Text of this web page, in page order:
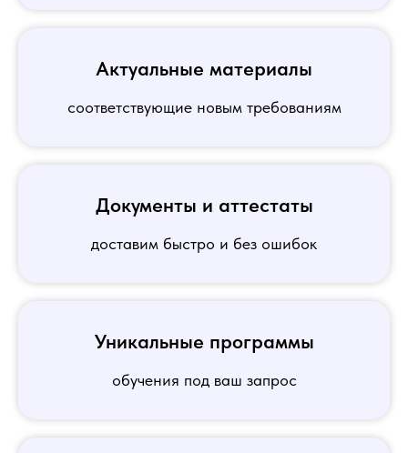
Актуальные материалы
соответствующие новым требованиям
Документы и аттестаты
доставим быстро и без ошибок
Уникальные программы
обучения под ваш запрос